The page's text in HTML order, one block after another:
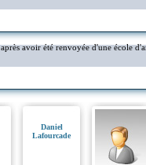
avoir été renvoyée d'une école
Daniel
Lafourcade